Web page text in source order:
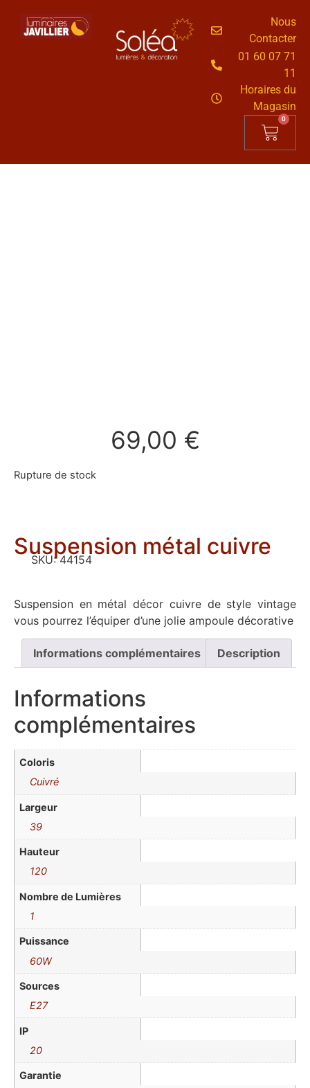
Nous
Contacter
01 60 07 71
11
Horaires du
Magasin
0
69,00 €
Rupture de stock
Suspension métal cuivre
SKU: 44154
Suspension en métal décor cuivre de style vintage
vous pourrez l’équiper d’une jolie ampoule décorative
Informations complémentaires Description
Informations
complémentaires
Coloris
Cuivré
Largeur
39
Hauteur
120
Nombre de Lumières
1
Puissance
60W
Sources
E27
IP
20
Garantie